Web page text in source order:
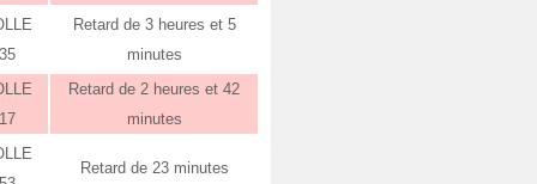
Retard de 3 heures et 5
minutes
Retard de 2 heures et 42
minutes
Retard de 23 minutes